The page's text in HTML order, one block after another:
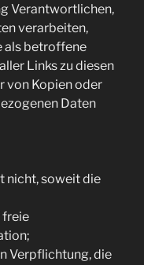
Verantwortlichen,
verarbeiten,
als betroffene
Links zu diesen
von Kopien oder
Daten
nicht, soweit die
freie
Verpflichtung, die